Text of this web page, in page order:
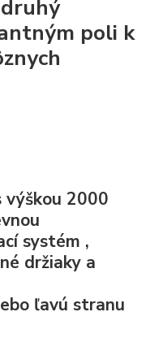
poli k
výškou 2000
systém ,
držiaky a
ľavú stranu